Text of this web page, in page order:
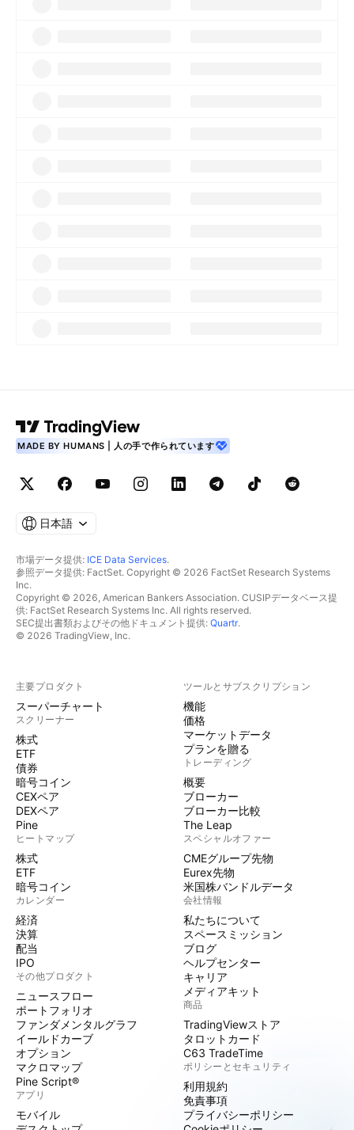
MADE BY HUMANS | 人の手で作られています
日本語
市場データ提供: ICE Data Services.
参照データ提供: FactSet. Copyright © 2026 FactSet Research Systems
Inc.
Copyright © 2026, American Bankers Association. CUSIPデータベース提
供: FactSet Research Systems Inc. All rights reserved.
SEC提出書類およびその他ドキュメント提供: Quartr.
© 2026 TradingView, Inc.
主要プロダクト
スーパーチャート
スクリーナー
株式
ETF
債券
暗号コイン
CEXペア
DEXペア
Pine
ヒートマップ
株式
ETF
暗号コイン
カレンダー
経済
決算
配当
IPO
その他プロダクト
ニュースフロー
ポートフォリオ
ファンダメンタルグラフ
イールドカーブ
オプション
マクロマップ
Pine Script®
アプリ
モバイル
ツールとサブスクリプション
機能
価格
マーケットデータ
プランを贈る
トレーディング
概要
ブローカー
ブローカー比較
The Leap
スペシャルオファー
CMEグループ先物
Eurex先物
米国株バンドルデータ
会社情報
私たちについて
スペースミッション
ブログ
ヘルプセンター
キャリア
メディアキット
商品
TradingViewストア
タロットカード
C63 TradeTime
ポリシーとセキュリティ
利用規約
免責事項
プライバシーポリシー